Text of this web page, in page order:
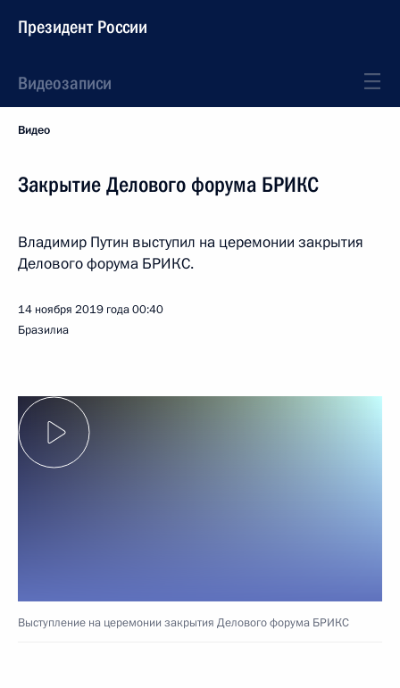
Президент России
Видеозаписи
Видео
Закрытие Делового форума БРИКС
Владимир Путин выступил на церемонии закрытия
Делового форума БРИКС.
14 ноября 2019 года00:40
Бразилиа
Выступление на церемонии закрытия Делового форума БРИКС